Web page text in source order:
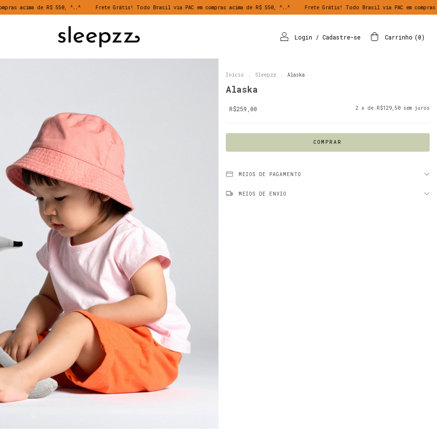
550, ^..^ Frete Grátis! Todo Brasil via PAC em compras acima de R$ 550, ^..^ Frete Grátis! Todo Brasil via PAC em compras acima de R$ 550,
Login / Cadastre-se Carrinho (0)
Início . Sleepzz . Alaska
Alaska
R$259,00 2 x de R$129,50 sem juros
MEIOS DE PAGAMENTO
MEIOS DE ENVIO